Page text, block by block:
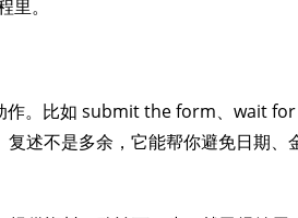
。
作。比如 submit the form、wait for
述不是多余，它能帮你避免日期、